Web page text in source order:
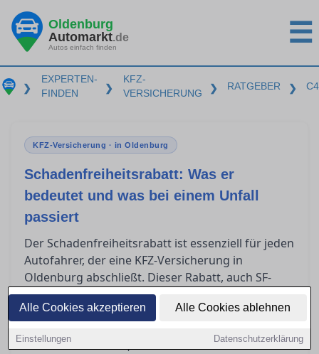
Alle Cookies akzeptieren Alle Cookies ablehnen
Einstellungen Datenschutzerklärung
Oldenburg
Automarkt.de
Autos einfach finden ☰
❯
EXPERTEN-
FINDEN
❯
KFZ-
VERSICHERUNG
❯ RATGEBER ❯
KFZ-Versicherung · in Oldenburg
Schadenfreiheitsrabatt: Was er
bedeutet und was bei einem Unfall
passiert
Der Schadenfreiheitsrabatt ist essenziell für jeden
Autofahrer, der eine KFZ-Versicherung in
Oldenburg abschließt. Dieser Rabatt, auch SF-
Klasse genannt, kann erhebliche Einsparungen
bei der Versicherungsprämie bedeuten. Doch was
kann teuer werden, und manchmal ist es